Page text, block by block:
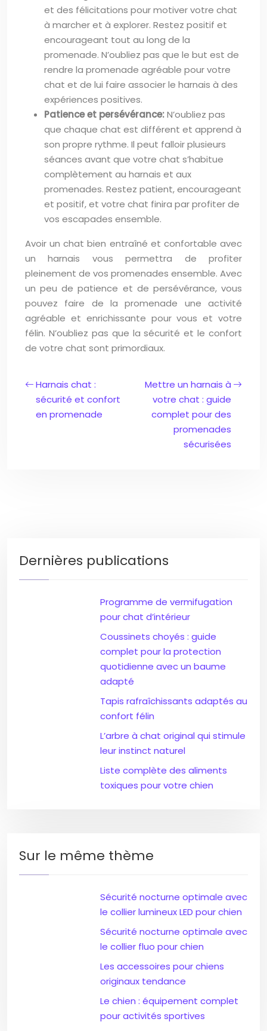
et des félicitations pour motiver votre chat
à marcher et à explorer. Restez positif et
encourageant tout au long de la
promenade. N’oubliez pas que le but est de
rendre la promenade agréable pour votre
chat et de lui faire associer le harnais à des
expériences positives.
Patience et persévérance:N’oubliez pas
que chaque chat est différent et apprend à
son propre rythme. Il peut falloir plusieurs
séances avant que votre chat s’habitue
complètement au harnais et aux
promenades. Restez patient, encourageant
et positif, et votre chat finira par profiter de
vos escapades ensemble.
Avoir un chat bien entraîné et confortable avec
un harnais vous permettra de profiter
pleinement de vos promenades ensemble. Avec
un peu de patience et de persévérance, vous
pouvez faire de la promenade une activité
agréable et enrichissante pour vous et votre
félin. N’oubliez pas que la sécurité et le confort
de votre chat sont primordiaux.
Harnais chat :
sécurité et confort
en promenade
Mettre un harnais à
votre chat : guide
complet pour des
promenades
sécurisées
Dernières publications
Programme de vermifugation
pour chat d’intérieur
Coussinets choyés : guide
complet pour la protection
quotidienne avec un baume
adapté
Tapis rafraîchissants adaptés au
confort félin
L’arbre à chat original qui stimule
leur instinct naturel
Liste complète des aliments
toxiques pour votre chien
Sur le même thème
Sécurité nocturne optimale avec
le collier lumineux LED pour chien
Sécurité nocturne optimale avec
le collier fluo pour chien
Les accessoires pour chiens
originaux tendance
Le chien : équipement complet
pour activités sportives